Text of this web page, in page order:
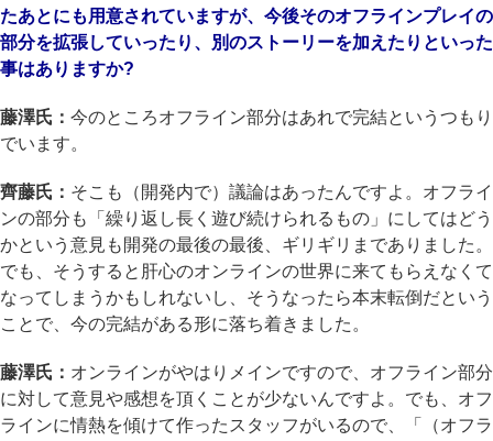
たあとにも用意されていますが、今後そのオフラインプレイの
部分を拡張していったり、別のストーリーを加えたりといった
事はありますか?
藤澤氏： 今のところオフライン部分はあれで完結というつもり
でいます。
齊藤氏： そこも（開発内で）議論はあったんですよ。オフライ
ンの部分も「繰り返し長く遊び続けられるもの」にしてはどう
かという意見も開発の最後の最後、ギリギリまでありました。
でも、そうすると肝心のオンラインの世界に来てもらえなくて
なってしまうかもしれないし、そうなったら本末転倒だという
ことで、今の完結がある形に落ち着きました。
藤澤氏： オンラインがやはりメインですので、オフライン部分
に対して意見や感想を頂くことが少ないんですよ。でも、オフ
ラインに情熱を傾けて作ったスタッフがいるので、「（オフラ